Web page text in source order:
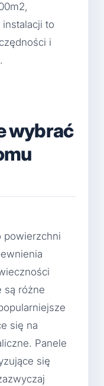
to
i
wybrać
powierzchni
są różne
się na
Panele
się